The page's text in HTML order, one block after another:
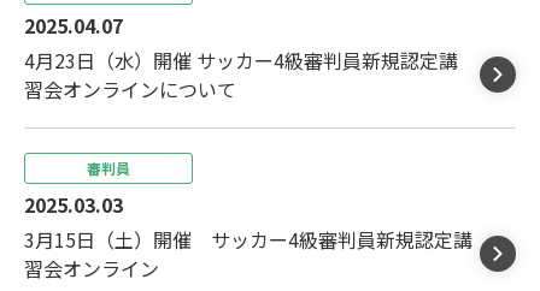
2025.04.07
4月23日（水）開催 サッカー4級審判員新規認定講
習会オンラインについて
審判員
2025.03.03
3月15日（土）開催 サッカー4級審判員新規認定講
習会オンライン